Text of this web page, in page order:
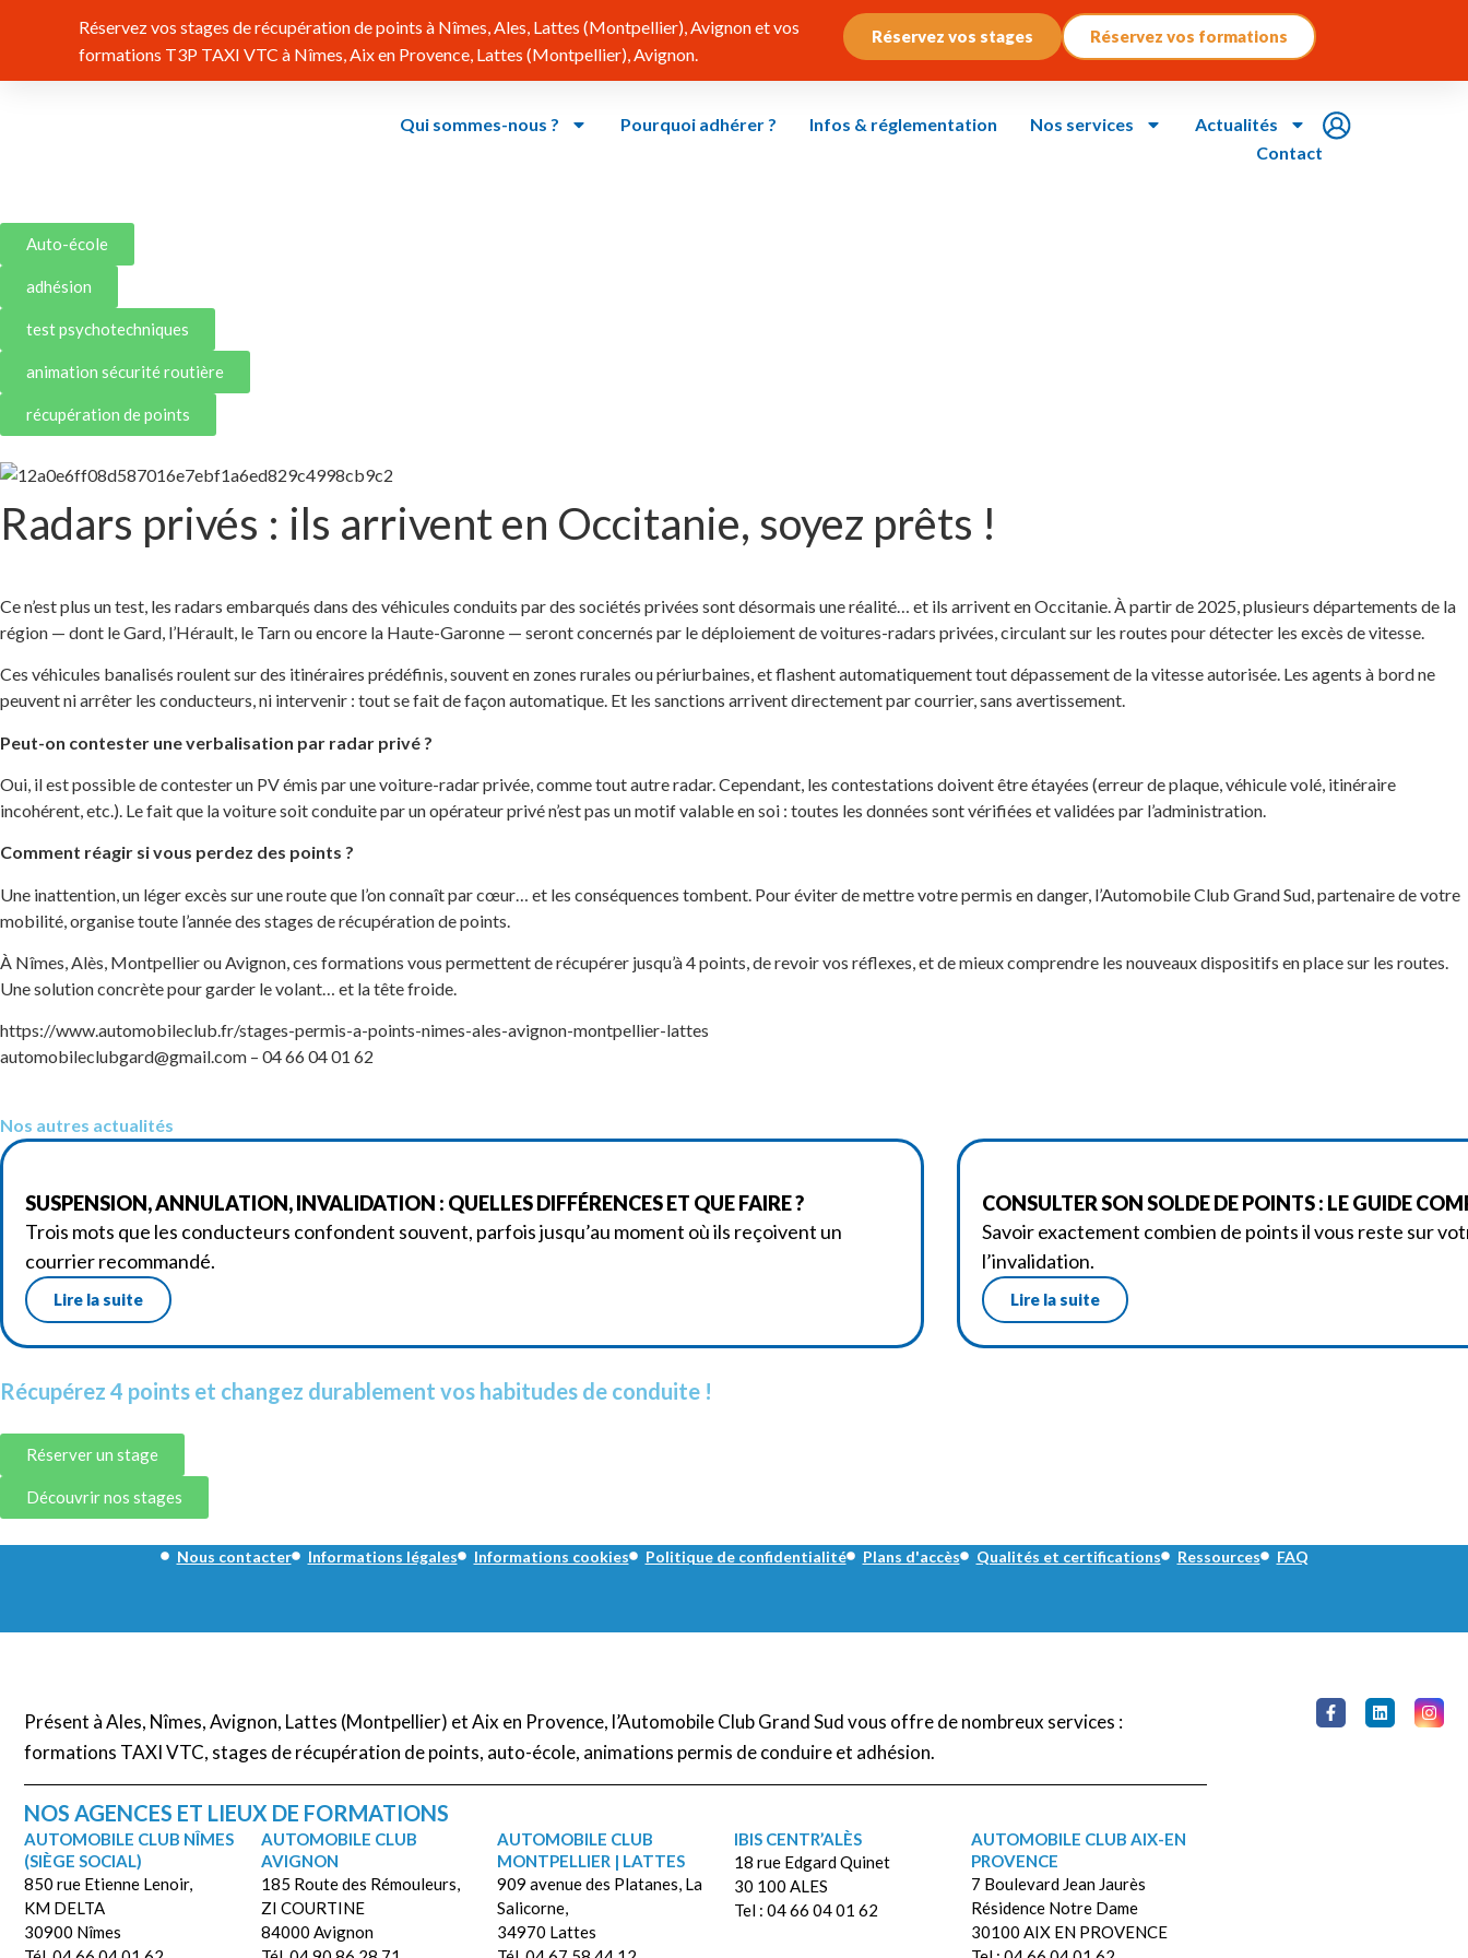
Réservez vos stages de récupération de points à Nîmes, Ales, Lattes (Montpellier), Avignon et vos
formations T3P TAXI VTC à Nîmes, Aix en Provence, Lattes (Montpellier), Avignon.
Réservez vos stages Réservez vos formations
Qui sommes-nous ? Pourquoi adhérer ? Infos & réglementation Nos services
Actualités
Contact
Auto-école
adhésion
test psychotechniques
animation sécurité routière
récupération de points
Radars privés : ils arrivent en Occitanie, soyez prêts !
Ce n’est plus un test, les radars embarqués dans des véhicules conduits par des sociétés privées sont désormais une réalité… et ils arrivent en Occitanie. À partir de 2025, plusieurs départements de la
région — dont le Gard, l’Hérault, le Tarn ou encore la Haute-Garonne — seront concernés par le déploiement de voitures-radars privées, circulant sur les routes pour détecter les excès de vitesse.
Ces véhicules banalisés roulent sur des itinéraires prédéfinis, souvent en zones rurales ou périurbaines, et flashent automatiquement tout dépassement de la vitesse autorisée. Les agents à bord ne
peuvent ni arrêter les conducteurs, ni intervenir : tout se fait de façon automatique. Et les sanctions arrivent directement par courrier, sans avertissement.
Peut-on contester une verbalisation par radar privé ?
Oui, il est possible de contester un PV émis par une voiture-radar privée, comme tout autre radar. Cependant, les contestations doivent être étayées (erreur de plaque, véhicule volé, itinéraire
incohérent, etc.). Le fait que la voiture soit conduite par un opérateur privé n’est pas un motif valable en soi : toutes les données sont vérifiées et validées par l’administration.
Comment réagir si vous perdez des points ?
Une inattention, un léger excès sur une route que l’on connaît par cœur… et les conséquences tombent. Pour éviter de mettre votre permis en danger, l’Automobile Club Grand Sud, partenaire de votre
mobilité, organise toute l’année des stages de récupération de points.
À Nîmes, Alès, Montpellier ou Avignon, ces formations vous permettent de récupérer jusqu’à 4 points, de revoir vos réflexes, et de mieux comprendre les nouveaux dispositifs en place sur les routes.
Une solution concrète pour garder le volant… et la tête froide.
https://www.automobileclub.fr/stages-permis-a-points-nimes-ales-avignon-montpellier-lattes
automobileclubgard@gmail.com – 04 66 04 01 62
Nos autres actualités
SUSPENSION, ANNULATION, INVALIDATION : QUELLES DIFFÉRENCES ET QUE FAIRE ?
Trois mots que les conducteurs confondent souvent, parfois jusqu’au moment où ils reçoivent un
courrier recommandé.
Lire la suite
CONSULTER SON SOLDE DE POINTS : LE GUIDE
Savoir exactement combien de points il vous reste sur
l’invalidation.
Lire la suite
Récupérez 4 points et changez durablement vos habitudes de conduite !
Réserver un stage
Découvrir nos stages
Nous contacter Informations légales Informations cookies Politique de confidentialité Plans d'accès Qualités et certifications Ressources FAQ
Présent à Ales, Nîmes, Avignon, Lattes (Montpellier) et Aix en Provence, l’Automobile Club Grand Sud vous offre de nombreux services :
formations TAXI VTC, stages de récupération de points, auto-école, animations permis de conduire et adhésion.
NOS AGENCES ET LIEUX DE FORMATIONS
AUTOMOBILE CLUB NÎMES
(SIÈGE SOCIAL)
850 rue Etienne Lenoir,
KM DELTA
30900 Nîmes
AUTOMOBILE CLUB
AVIGNON
185 Route des Rémouleurs,
ZI COURTINE
84000 Avignon
AUTOMOBILE CLUB
MONTPELLIER | LATTES
909 avenue des Platanes, La
Salicorne,
34970 Lattes
IBIS CENTR’ALÈS
18 rue Edgard Quinet
30 100 ALES
Tel : 04 66 04 01 62
AUTOMOBILE CLUB AIX-EN
PROVENCE
7 Boulevard Jean Jaurès
Résidence Notre Dame
30100 AIX EN PROVENCE